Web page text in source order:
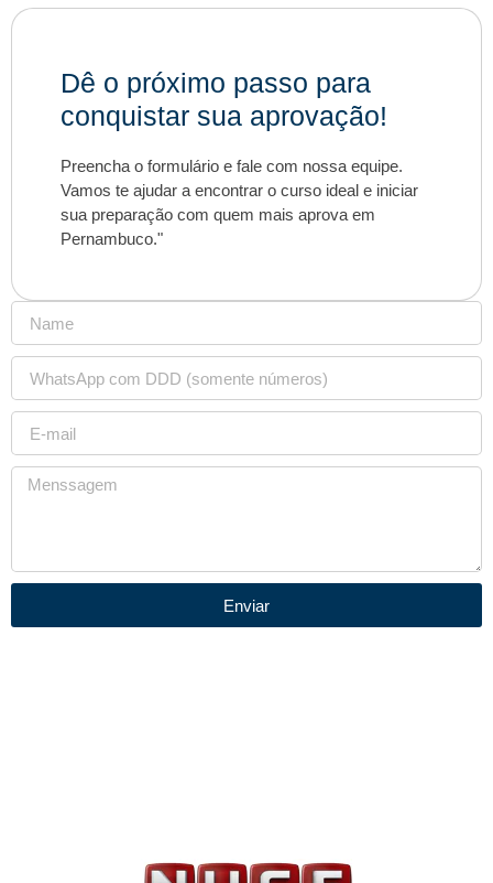
Dê o próximo passo para
conquistar sua aprovação!
Preencha o formulário e fale com nossa equipe.
Vamos te ajudar a encontrar o curso ideal e iniciar
sua preparação com quem mais aprova em
Pernambuco."
Enviar